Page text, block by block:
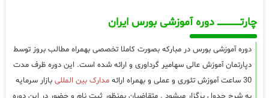
چارتـــــــــــــــــــ دوره آموزشی بورس ایران
دوره آموزشی بورس در مبارکه بصورت کاملا تخصصی بهمراه مطالب بروز توسط
دپارتمان آموزش عالی سهامیر گرداوری و ارائه شده است. این دوره ظرف مدت
30 ساعت آموزش تئوری و عملی و بهمراه ارائه
مدارک بین المللی بازار سرمایه